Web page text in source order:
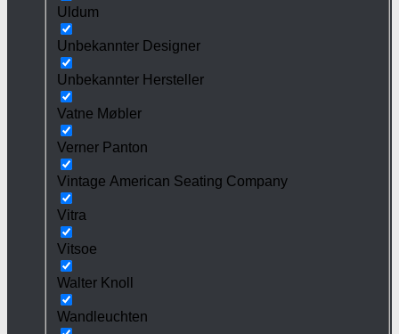
Uldum
Unbekannter Designer
Unbekannter Hersteller
Vatne Møbler
Verner Panton
Vintage American Seating Company
Vitra
Vitsoe
Walter Knoll
Wandleuchten